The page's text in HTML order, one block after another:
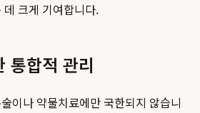
크게 기여합니다.
통합적 관리
이나 약물치료에만 국한되지 않습니